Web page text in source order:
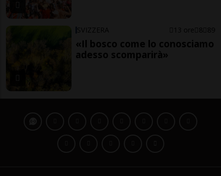
SVIZZERA 13 ore 8 89
«Il bosco come lo conosciamo
adesso scomparirà»